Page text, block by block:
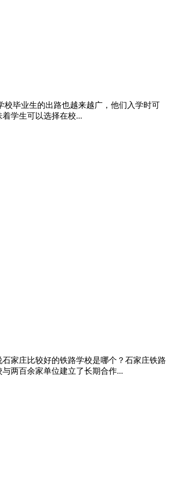
毕业生的出路也越来越广，他们入学时可
学生可以选择在校...
家庄比较好的铁路学校是哪个？石家庄铁路
两百余家单位建立了长期合作...